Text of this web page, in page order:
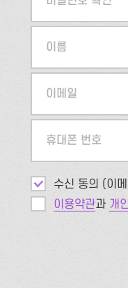
이름
이메일
휴대폰 번호
수신 동의 (이
이용약관과 개